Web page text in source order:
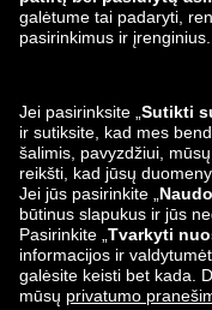
zalando-lounge.ro
zalando-lounge.lu
zalando-lounge.lv
Mus taip pat
rasite